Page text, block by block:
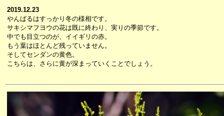
2019.12.23
やんばるはすっかり冬の様相です。
サキシマフヨウの花は既に終わり、実りの季節です。
中でも目立つのが、イイギリの赤。
もう葉はほとんど残っていません。
そしてセンダンの黄色。
こちらは、さらに黄が深まっていくことでしょう。